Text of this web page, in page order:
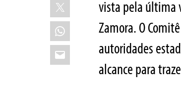
WhatsApp
Email
vista pela última
Zamora. O
autoridades
alcance para